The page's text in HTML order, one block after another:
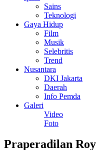
Sains
Teknologi
Gaya Hidup
Film
Musik
Selebritis
Trend
Nusantara
DKI Jakarta
Daerah
Info Pemda
Galeri
Video
Foto
Praperadilan